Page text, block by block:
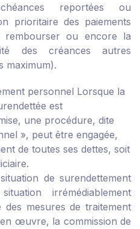
reportées ou
prioritaire des paiements
ou encore la
des créances autres
maximum).
personnel Lorsque la
est
une procédure, dite
», peut être engagée,
de toutes ses dettes, soit
de surendettement
irrémédiablement
mesures de traitement
œuvre, la commission de